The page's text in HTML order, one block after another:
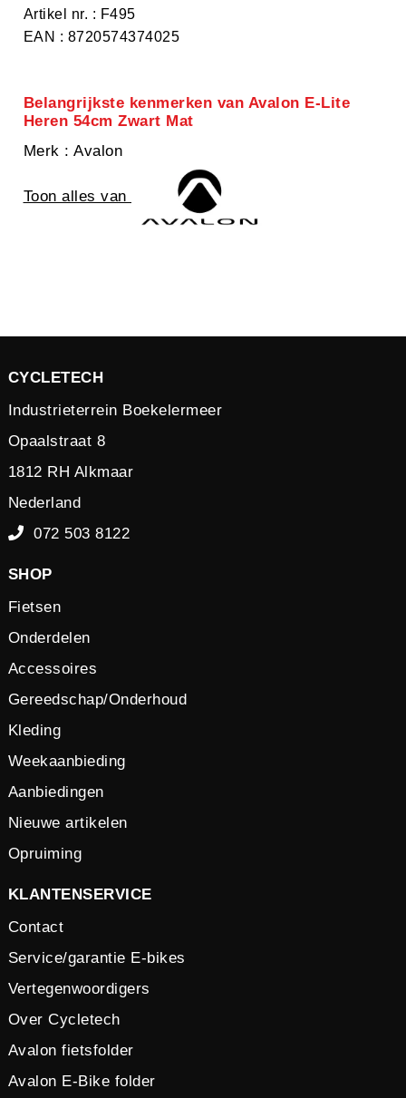
Artikel nr. : F495
EAN : 8720574374025
Belangrijkste kenmerken van Avalon E-Lite
Heren 54cm Zwart Mat
Merk : Avalon
Toon alles van
CYCLETECH
Industrieterrein Boekelermeer
Opaalstraat 8
1812 RH Alkmaar
Nederland
072 503 8122
SHOP
Fietsen
Onderdelen
Accessoires
Gereedschap/Onderhoud
Kleding
Weekaanbieding
Aanbiedingen
Nieuwe artikelen
Opruiming
KLANTENSERVICE
Contact
Service/garantie E-bikes
Vertegenwoordigers
Over Cycletech
Avalon fietsfolder
Avalon E-Bike folder